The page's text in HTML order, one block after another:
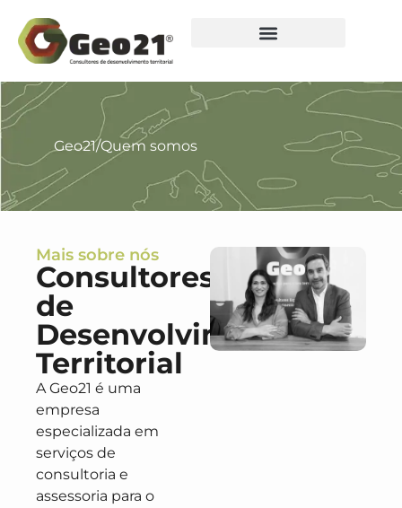
Geo21/Quem somos
Mais sobre nós
Consultores
de
Desenvolvimento
Territorial
A Geo21 é uma
empresa
especializada em
serviços de
consultoria e
assessoria para o